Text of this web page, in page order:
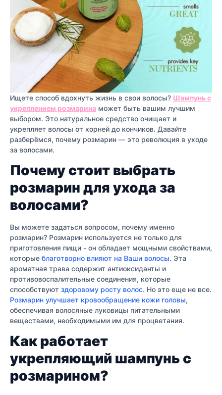
Ищете способ вдохнуть жизнь в свои волосы? Шампунь с
укреплением розмарина может быть вашим лучшим
выбором. Это натуральное средство очищает и
укрепляет волосы от корней до кончиков. Давайте
разберёмся, почему розмарин — это революция в уходе
за волосами.
Почему стоит выбрать
розмарин для ухода за
волосами?
Вы можете задаться вопросом, почему именно
розмарин? Розмарин используется не только для
приготовления пищи - он обладает мощными свойствами,
которые благотворно влияют на Ваши волосы. Эта
ароматная трава содержит антиоксиданты и
противовоспалительные соединения, которые
способствуют здоровому росту волос. Но это еще не все.
Розмарин улучшает кровообращение кожи головы,
обеспечивая волосяные луковицы питательными
веществами, необходимыми им для процветания.
Как работает
укрепляющий шампунь с
розмарином?